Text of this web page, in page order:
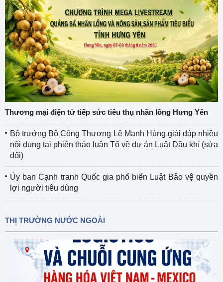
Thương mại điện tử tiếp sức tiêu thụ nhãn lồng Hưng Yên
Bộ trưởng Bộ Công Thương Lê Mạnh Hùng giải đáp nhiều
nội dung tại phiên thảo luận Tổ về dự án Luật Dầu khí (sửa
đổi)
Ủy ban Cạnh tranh Quốc gia phổ biến Luật Bảo vệ quyền
lợi người tiêu dùng
THỊ TRƯỜNG NƯỚC NGOÀI